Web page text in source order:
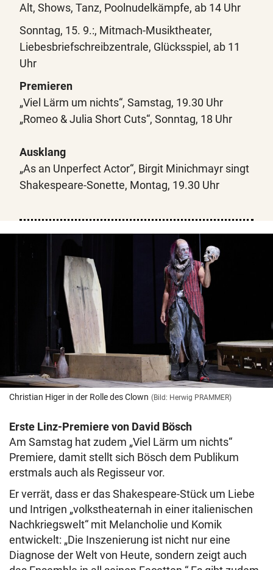
Alt, Shows, Tanz, Poolnudelkämpfe, ab 14 Uhr
Sonntag, 15. 9.:, Mitmach-Musiktheater,
Liebesbriefschreibzentrale, Glücksspiel, ab 11
Uhr
Premieren
„Viel Lärm um nichts“, Samstag, 19.30 Uhr
„Romeo & Julia Short Cuts“, Sonntag, 18 Uhr
Ausklang
„As an Unperfect Actor“, Birgit Minichmayr singt
Shakespeare-Sonette, Montag, 19.30 Uhr
Christian Higer in der Rolle des Clown (Bild: Herwig PRAMMER)
Erste Linz-Premiere von David Bösch
Am Samstag hat zudem „Viel Lärm um nichts“
Premiere, damit stellt sich Bösch dem Publikum
erstmals auch als Regisseur vor.
Er verrät, dass er das Shakespeare-Stück um Liebe
und Intrigen „volkstheaternah in einer italienischen
Nachkriegswelt“ mit Melancholie und Komik
entwickelt: „Die Inszenierung ist nicht nur eine
Diagnose der Welt von Heute, sondern zeigt auch